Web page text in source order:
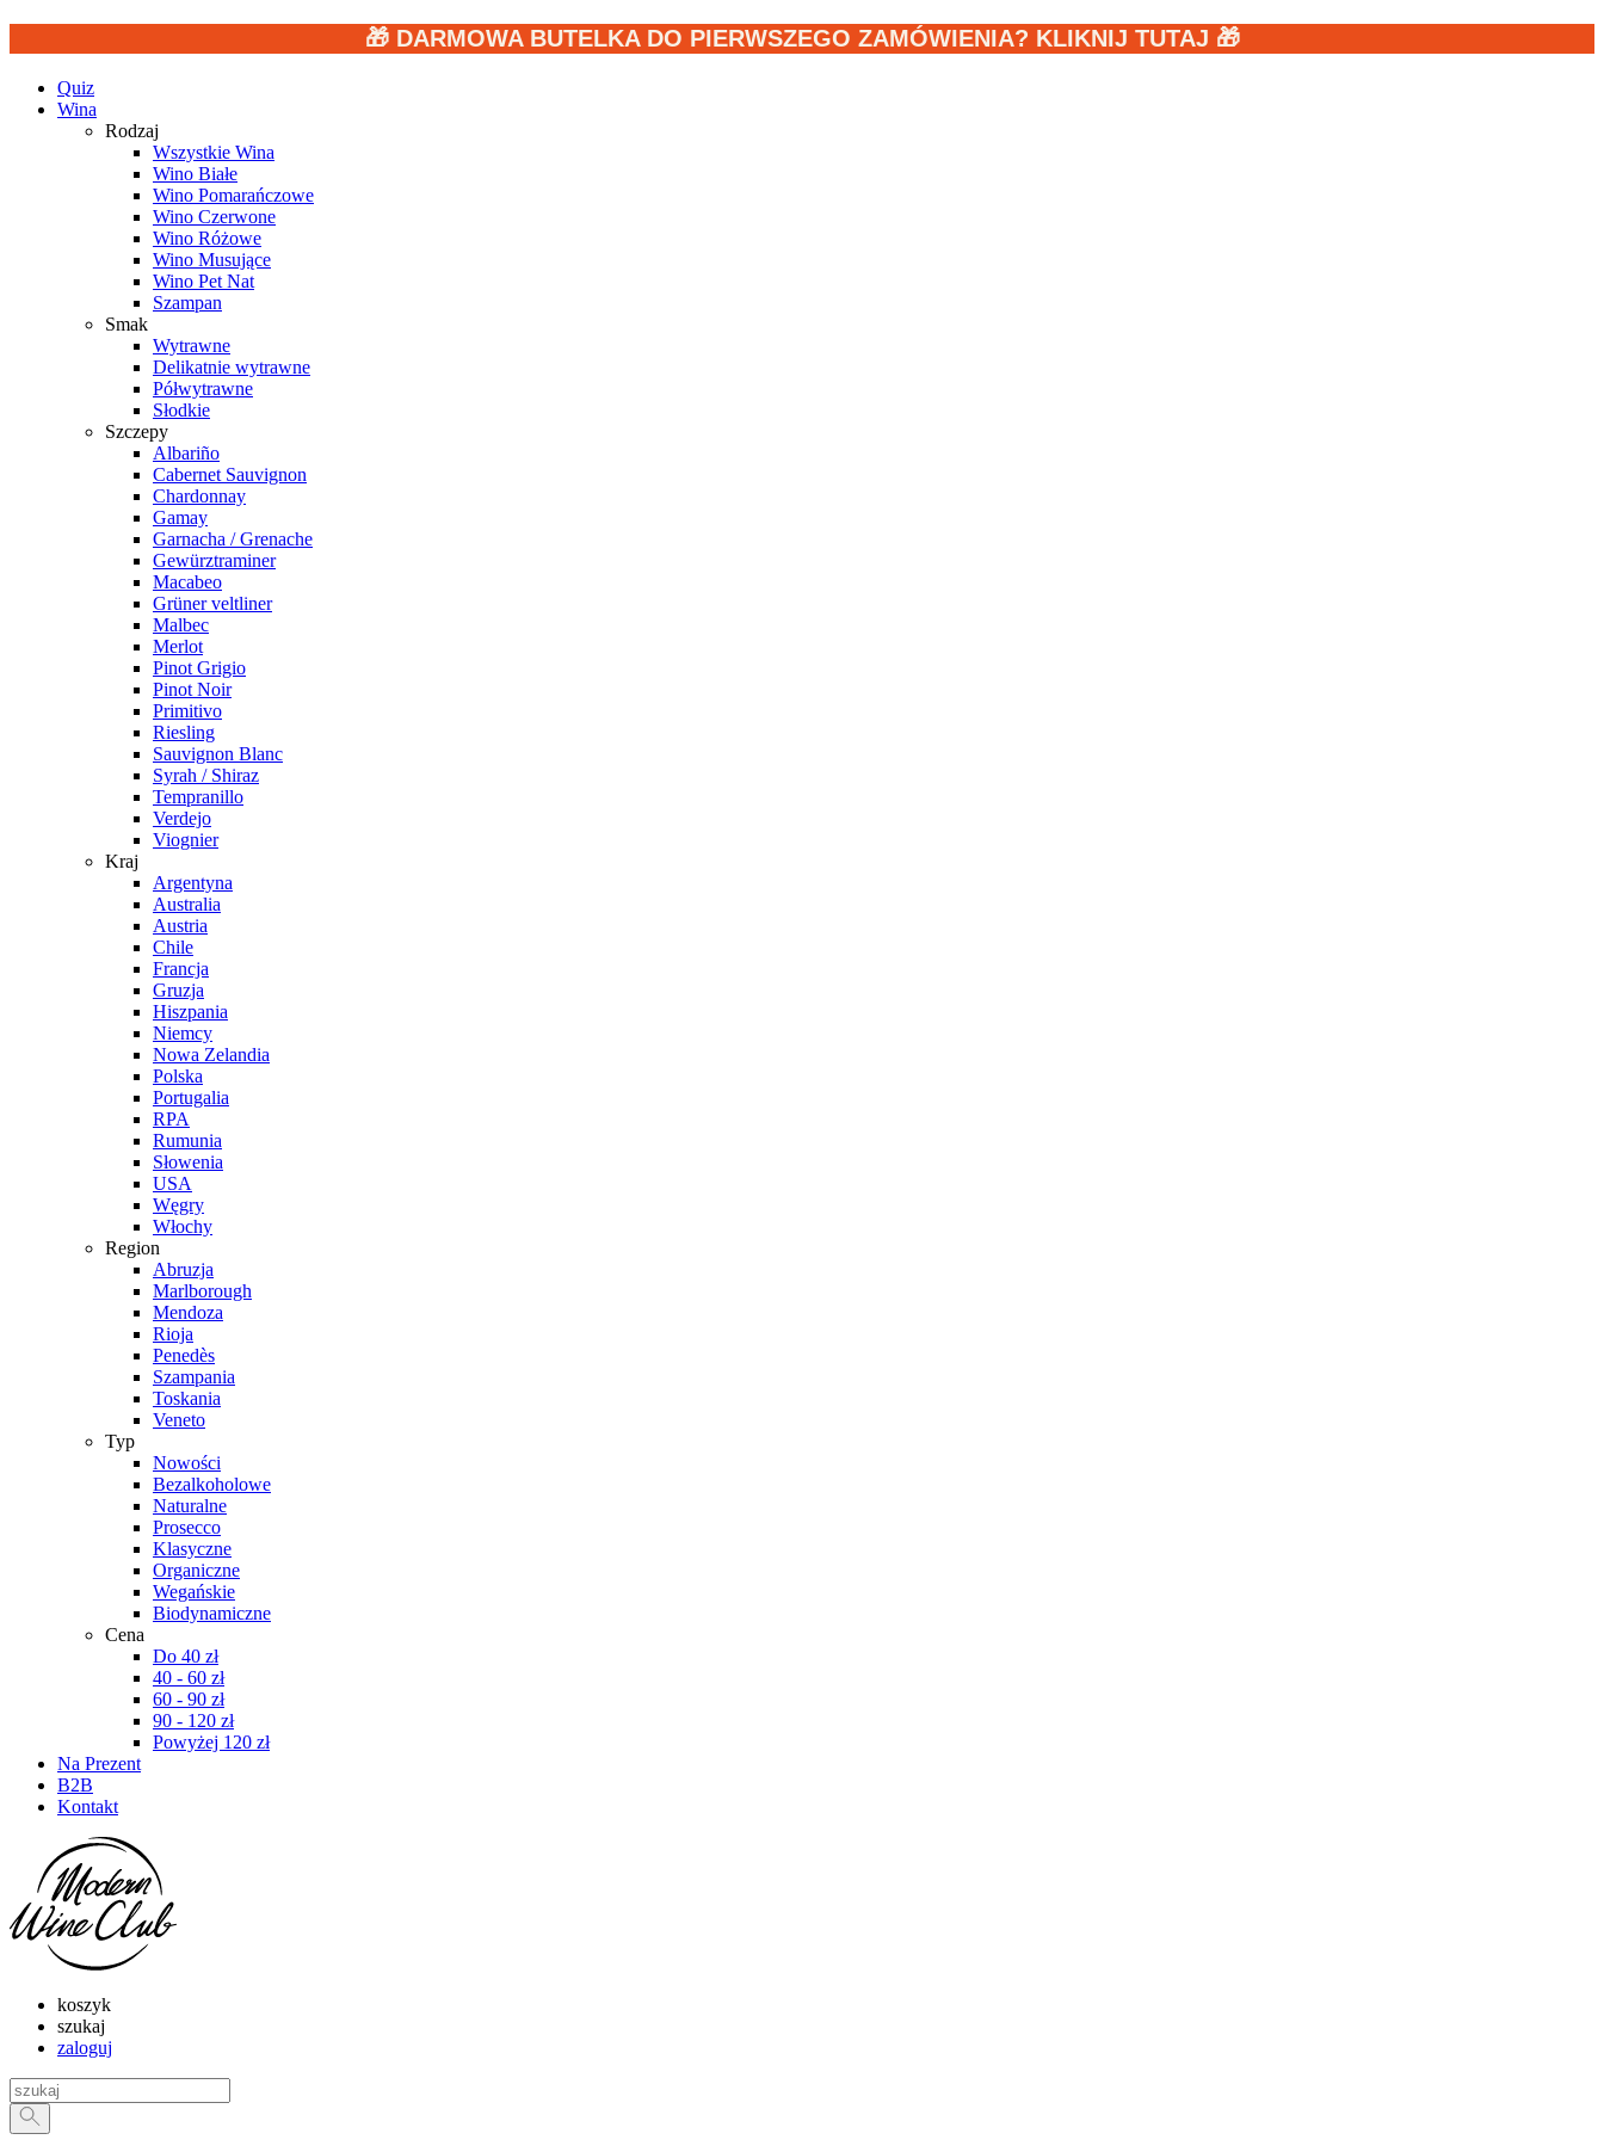
🎁 DARMOWA BUTELKA DO PIERWSZEGO ZAMÓWIENIA? KLIKNIJ TUTAJ 🎁
Quiz
Wina
Rodzaj
Wszystkie Wina
Wino Białe
Wino Pomarańczowe
Wino Czerwone
Wino Różowe
Wino Musujące
Wino Pet Nat
Szampan
Smak
Wytrawne
Delikatnie wytrawne
Półwytrawne
Słodkie
Szczepy
Albariño
Cabernet Sauvignon
Chardonnay
Gamay
Garnacha / Grenache
Gewürztraminer
Macabeo
Grüner veltliner
Malbec
Merlot
Pinot Grigio
Pinot Noir
Primitivo
Riesling
Sauvignon Blanc
Syrah / Shiraz
Tempranillo
Verdejo
Viognier
Kraj
Argentyna
Australia
Austria
Chile
Francja
Gruzja
Hiszpania
Niemcy
Nowa Zelandia
Polska
Portugalia
RPA
Rumunia
Słowenia
USA
Węgry
Włochy
Region
Abruzja
Marlborough
Mendoza
Rioja
Penedès
Szampania
Toskania
Veneto
Typ
Nowości
Bezalkoholowe
Naturalne
Prosecco
Klasyczne
Organiczne
Wegańskie
Biodynamiczne
Cena
Do 40 zł
40 - 60 zł
60 - 90 zł
90 - 120 zł
Powyżej 120 zł
Na Prezent
B2B
Kontakt
koszyk
szukaj
zaloguj